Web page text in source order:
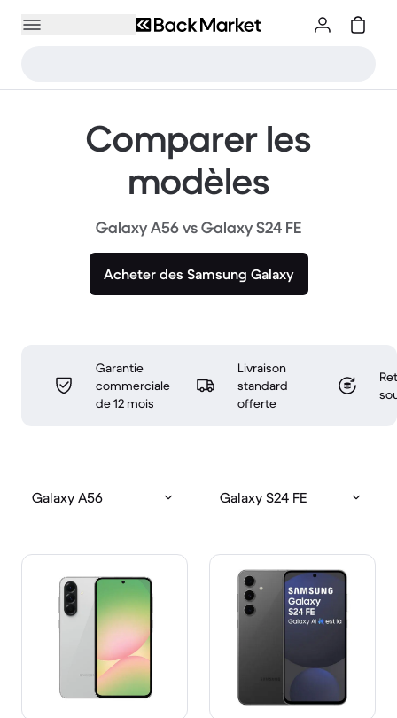
Comparer les
modèles
Galaxy A56 vs Galaxy S24 FE
Acheter des Samsung Galaxy
Garantie
commerciale
de 12 mois
Livraison
standard
offerte
Galaxy A56 Galaxy S24 FE